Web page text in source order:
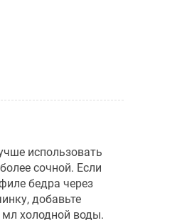
использовать
сочной. Если
бедра через
добавьте
холодной воды.